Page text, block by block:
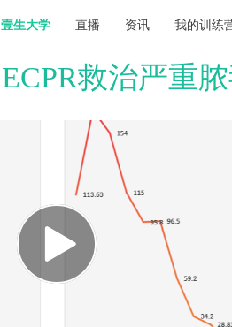
壹生大学 直播 资讯 我的训练
ECPR救治严重